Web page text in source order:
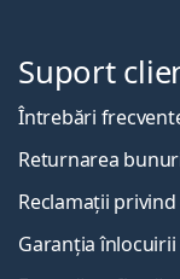
Suport
Întrebări
Returnarea
Reclamații
Garanția înlocuirii